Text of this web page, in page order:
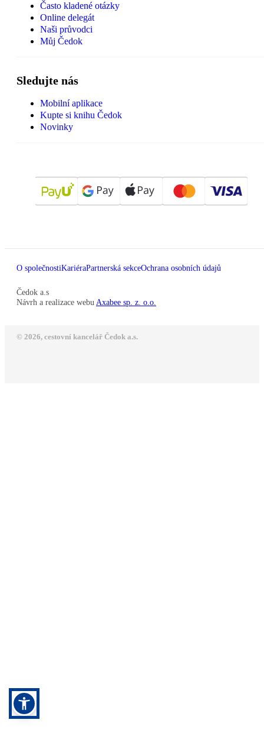
Často kladené otázky
Online delegát
Naši průvodci
Můj Čedok
Sledujte nás
Mobilní aplikace
Kupte si knihu Čedok
Novinky
O společnostiKariéraPartnerská sekceOchrana osobních údajů
Čedok a.s
Návrh a realizace webu Axabee sp. z. o.o.
© 2026, cestovní kancelář Čedok a.s.